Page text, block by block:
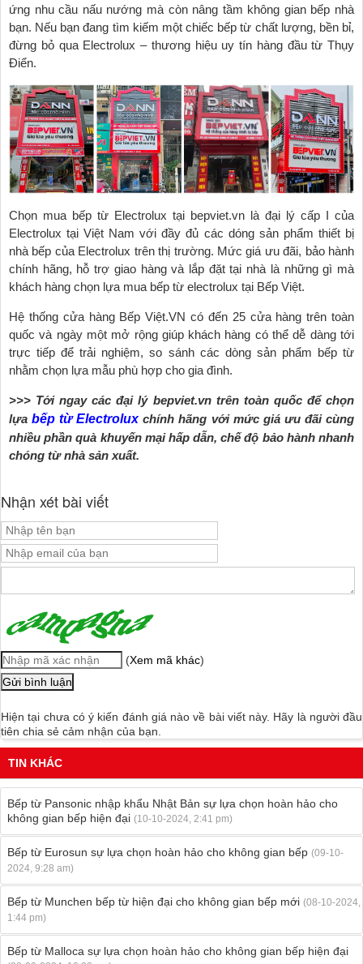
ứng nhu cầu nấu nướng mà còn nâng tầm không gian bếp nhà
bạn. Nếu bạn đang tìm kiếm một chiếc bếp từ chất lượng, bền bỉ,
đừng bỏ qua Electrolux – thương hiệu uy tín hàng đầu từ Thụy
Điển.
Chọn mua bếp từ Electrolux tại bepviet.vn là đại lý cấp I của
Electrolux tại Việt Nam với đầy đủ các dóng sản phẩm thiết bị
nhà bếp của Electrolux trên thị trường. Mức giá ưu đãi, bảo hành
chính hãng, hỗ trợ giao hàng và lắp đặt tại nhà là những gì mà
khách hàng chọn lựa mua bếp từ electrolux tại Bếp Việt.
Hệ thống cửa hàng Bếp Việt.VN có đến 25 cửa hàng trên toàn
quốc và ngày một mở rộng giúp khách hàng có thể dễ dàng tới
trực tiếp để trải nghiệm, so sánh các dòng sản phẩm bếp từ
nhằm chọn lựa mẫu phù hợp cho gia đình.
>>> Tới ngay các đại lý bepviet.vn trên toàn quốc để chọn
lựabếp từ Electroluxchính hãng với mức giá ưu đãi cùng
nhiều phần quà khuyến mại hấp dẫn, chế độ bảo hành nhanh
chóng từ nhà sản xuất.
Nhận xét bài viết
(Xem mã khác)
Hiện tại chưa có ý kiến đánh giá nào về bài viết này. Hãy là người đầu
tiên chia sẻ cảm nhận của bạn.
TIN KHÁC
Bếp từ Pansonic nhập khẩu Nhật Bản sự lựa chọn hoàn hảo cho
không gian bếp hiện đại (10-10-2024, 2:41 pm)
Bếp từ Eurosun sự lựa chọn hoàn hảo cho không gian bếp (09-10-
2024, 9:28 am)
Bếp từ Munchen bếp từ hiện đại cho không gian bếp mới (08-10-2024,
1:44 pm)
Bếp từ Malloca sự lựa chọn hoàn hảo cho không gian bếp hiện đại